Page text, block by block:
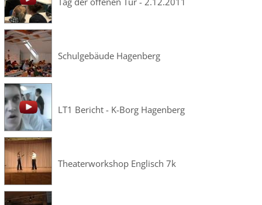
Schulgebäude Hagenberg
LT1 Bericht - K-Borg Hagenberg
Theaterworkshop Englisch 7k